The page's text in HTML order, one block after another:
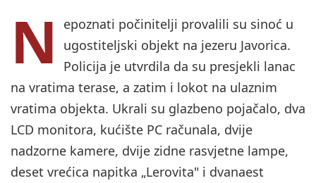
N
epoznati počinitelji provalili su sinoć u
ugostiteljski objekt na jezeru Javorica.
Policija je utvrdila da su presjekli lanac
na vratima terase, a zatim i lokot na ulaznim
vratima objekta. Ukrali su glazbeno pojačalo, dva
LCD monitora, kućište PC računala, dvije
nadzorne kamere, dvije zidne rasvjetne lampe,
deset vrećica napitka „Lerovita" i dvanaest